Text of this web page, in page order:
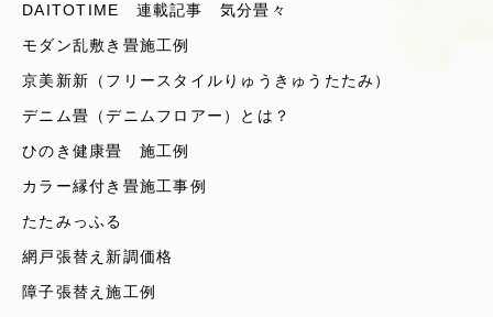
DAITOTIME 連載記事 気分畳々
モダン乱敷き畳施工例
京美新新（フリースタイルりゅうきゅうたたみ）
デニム畳（デニムフロアー）とは？
ひのき健康畳 施工例
カラー縁付き畳施工事例
たたみっふる
網戸張替え新調価格
障子張替え施工例